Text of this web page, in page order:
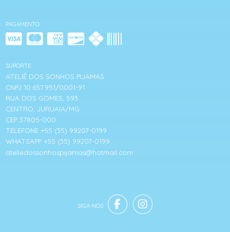
PAGAMENTO
SUPORTE
ATELIÊ DOS SONHOS PIJAMAS
CNPJ 10.657.951/0001-91
RUA DOS GOMES, 593
CENTRO, JURUAIA/MG
CEP 37805-000
TELEFONE +55 (35) 99207-0199
WHATSAPP +55 (35) 99207-0199
ateliedossonhospijamas@hotmail.com